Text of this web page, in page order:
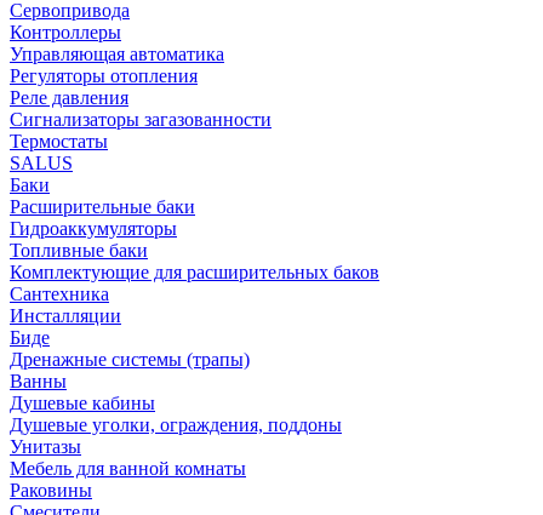
Сервопривода
Контроллеры
Управляющая автоматика
Регуляторы отопления
Реле давления
Сигнализаторы загазованности
Термостаты
SALUS
Баки
Расширительные баки
Гидроаккумуляторы
Топливные баки
Комплектующие для расширительных баков
Сантехника
Инсталляции
Биде
Дренажные системы (трапы)
Ванны
Душевые кабины
Душевые уголки, ограждения, поддоны
Унитазы
Мебель для ванной комнаты
Раковины